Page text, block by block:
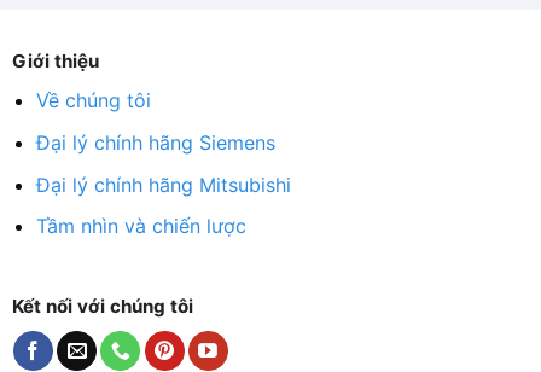
Giới thiệu
Về chúng tôi
Đại lý chính hãng Siemens
Đại lý chính hãng Mitsubishi
Tầm nhìn và chiến lược
Kết nối với chúng tôi